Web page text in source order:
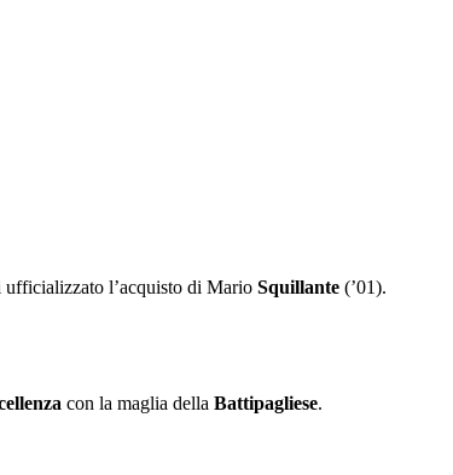
l’acquisto di Mario Squillante (’01).
con la maglia della Battipagliese.